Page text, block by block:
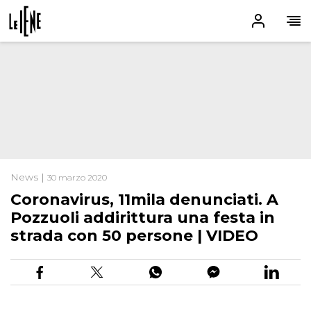
News | 30 marzo 2020
Coronavirus, 11mila denunciati. A
Pozzuoli addirittura una festa in
strada con 50 persone | VIDEO